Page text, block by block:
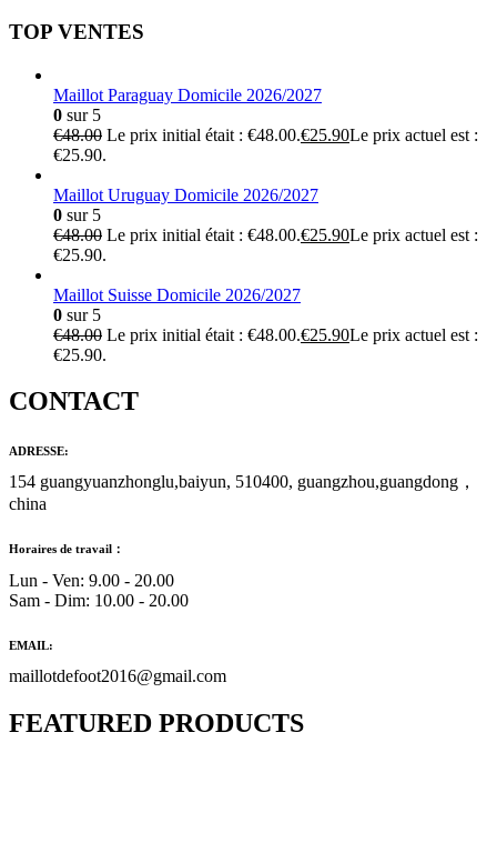
TOP VENTES
Maillot Paraguay Domicile 2026/2027
0 sur 5
€48.00 Le prix initial était : €48.00.€25.90Le prix actuel est :
€25.90.
Maillot Uruguay Domicile 2026/2027
0 sur 5
€48.00 Le prix initial était : €48.00.€25.90Le prix actuel est :
€25.90.
Maillot Suisse Domicile 2026/2027
0 sur 5
€48.00 Le prix initial était : €48.00.€25.90Le prix actuel est :
€25.90.
CONTACT
ADRESSE:
154 guangyuanzhonglu,baiyun, 510400, guangzhou,guangdong，
china
Horaires de travail：
Lun - Ven: 9.00 - 20.00
Sam - Dim: 10.00 - 20.00
EMAIL:
maillotdefoot2016@gmail.com
FEATURED PRODUCTS